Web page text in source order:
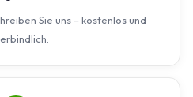
Sie uns – kostenlos und